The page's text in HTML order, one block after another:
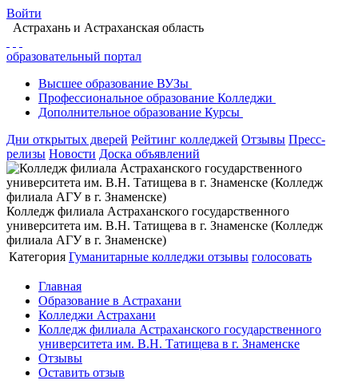
Войти
Астрахань и Астраханская область
образовательный портал
Высшее образование ВУЗы
Профессиональное образование Колледжи
Дополнительное образование Курсы
Дни открытых дверей Рейтинг колледжей Отзывы Пресс-
релизы Новости Доска объявлений
Колледж филиала Астраханского государственного
университета им. В.Н. Татищева в г. Знаменске (Колледж
филиала АГУ в г. Знаменске)
Категория Гуманитарные колледжи отзывы голосовать
Главная
Образование в Астрахани
Колледжи Астрахани
Колледж филиала Астраханского государственного
университета им. В.Н. Татищева в г. Знаменске
Отзывы
Оставить отзыв